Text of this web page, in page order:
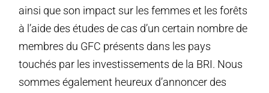
ainsi que son impact sur les femmes et les forêts
à l’aide des études de cas d’un certain nombre de
membres du GFC présents dans les pays
touchés par les investissements de la BRI. Nous
sommes également heureux d’annoncer des